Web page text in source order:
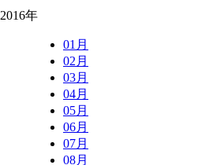
2016年
01月
02月
03月
04月
05月
06月
07月
08月